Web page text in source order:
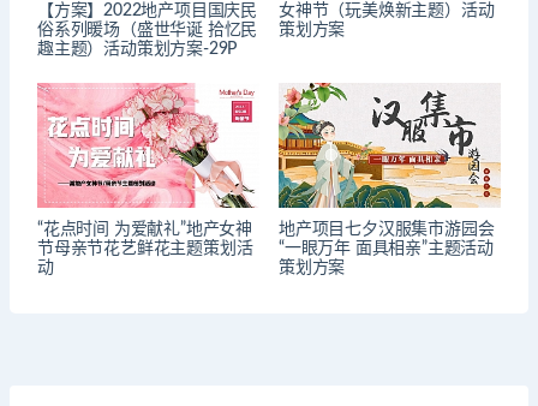
【方案】2022地产项目国庆民
俗系列暖场（盛世华诞 拾忆民
趣主题）活动策划方案-29P
女神节（玩美焕新主题）活动
策划方案
“花点时间 为爱献礼”地产女神
节母亲节花艺鲜花主题策划活
动
地产项目七夕汉服集市游园会
“一眼万年 面具相亲”主题活动
策划方案